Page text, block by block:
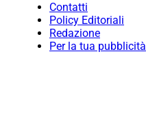
Contatti
Policy Editoriali
Redazione
Per la tua pubblicità